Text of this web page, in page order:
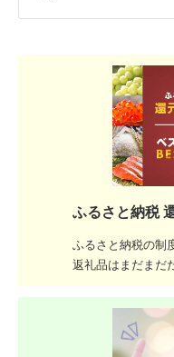
ふるさと納税
ふるさと納税の制
返礼品はまだまだ